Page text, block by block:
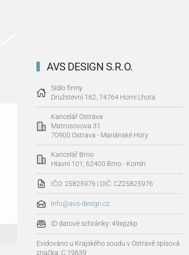
AVS DESIGN S.R.O.
Sídlo firmy
Družstevní 162, 74764 Horní Lhota
Kancelář Ostrava
Matrosovova 31
70900 Ostrava - Mariánské Hory
Kancelář Brno
Hlavní 101, 62400 Brno - Komín
IČO: 25825976 | DIČ: CZ25825976
info@avs-design.cz
ID datové schránky: 49xpzkp
Evidováno u Krajského soudu v Ostravě spisová
značka: C 19639